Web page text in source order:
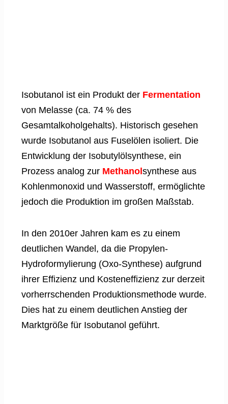
Isobutanol ist ein Produkt der Fermentation
von Melasse (ca. 74 % des
Gesamtalkoholgehalts). Historisch gesehen
wurde Isobutanol aus Fuselölen isoliert. Die
Entwicklung der Isobutylölsynthese, ein
Prozess analog zur Methanolsynthese aus
Kohlenmonoxid und Wasserstoff, ermöglichte
jedoch die Produktion im großen Maßstab.
In den 2010er Jahren kam es zu einem
deutlichen Wandel, da die Propylen-
Hydroformylierung (Oxo-Synthese) aufgrund
ihrer Effizienz und Kosteneffizienz zur derzeit
vorherrschenden Produktionsmethode wurde.
Dies hat zu einem deutlichen Anstieg der
Marktgröße für Isobutanol geführt.